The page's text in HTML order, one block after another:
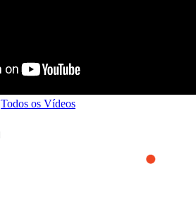
Todos os Vídeos